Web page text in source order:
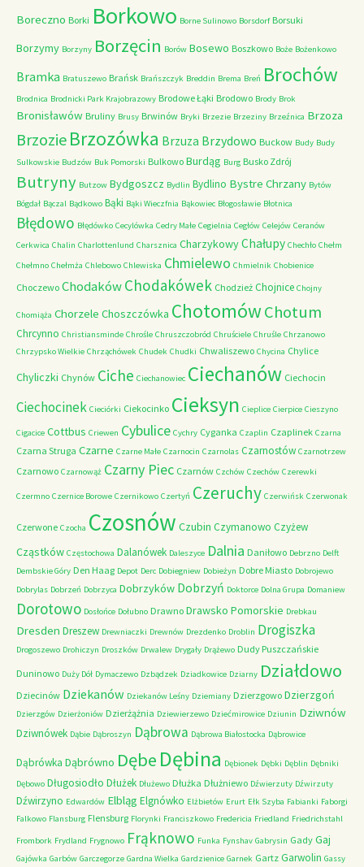
Boreczno Borki Borkowo Borne Sulinowo Borsdorf Borsuki
Borzymy Borzyny Borzęcin Borów Bosewo Boszkowo Boże Bożenkowo
Bramka Bratuszewo Brańsk Brańszczyk Breddin Brema Breń Brochów
Brodnica Brodnicki Park Krajobrazowy Brodowe Łąki Brodowo Brody Brok
Bronisławów Bruliny Brusy Brwinów Bryki Brzezie Brzeziny Brzeźnica Brzoza
Brzozie Brzozówka Brzuza Brzydowo Buckow Budy Budy
Sulkowskie Budzów Buk Pomorski Bulkowo Burdąg Burg Busko Zdrój
Butryny Butzow Bydgoszcz Bydlin Bydlino Bystre Chrzany Bytów
Bógdał Bączal Bądkowo Bąki Bąki Wieczfnia Bąkowiec Błogosławie Błotnica
Błędowo Błędówko Cecylówka Cedry Małe Cegielnia Cegłów Celejów Ceranów
Cerkwica Chalin Charlottenlund Charsznica CharzykowyChałupy Chechło Chełm
Chełmno Chełmża Chlebowo Chlewiska Chmielewo Chmielnik Chobienice
Choczewo ChodakówChodakówek Chodzież Chojnice Chojny
Chomiąża Chorzele Choszczówka ChotomówChotum
Chrcynno Christiansminde Chrośle Chruszczobród Chruściele Chruśle Chrzanowo
Chrzypsko Wielkie Chrząchówek Chudek Chudki Chwaliszewo Chycina Chylice
Chyliczki Chynów Ciche Ciechanowiec Ciechanów Ciechocin
Ciechocinek Cieciórki Ciekocinko Cieksyn Cieplice Cierpice Cieszyno
Cigacice Cottbus Criewen Cybulice Cychry Cyganka Czaplin Czaplinek Czarna
Czarna Struga Czarne Czarne Małe Czarnocin Czarnolas Czarnostów Czarnotrzew
Czarnowo Czarnowąż Czarny Piec Czarnów Czchów Czechów Czerewki
Czermno Czernice Borowe Czernikowo Czertyń Czeruchy Czerwińsk Czerwonak
Czerwone Czocha Czosnów Czubin Czymanowo Czyżew
Cząstków Częstochowa Dalanówek Daleszyce Dalnia Daniłowo Debrzno Delft
Dembskie Góry Den Haag Depot Derc Dobiegniew Dobieżyn Dobre Miasto Dobrojewo
Dobrylas Dobrzeń Dobrzyca Dobrzyków Dobrzyń Doktorce Dolna Grupa Domaniew
Dorotowo Dosłońce Dołubno Drawno Drawsko Pomorskie Drebkau
Dresden Dreszew Drewniaczki Drewnów Drezdenko Droblin Drogiszka
Drogoszewo Drohiczyn Droszków Drwalew Drygały Drążewo Dudy Puszczańskie
Duninowo Duży Dół Dymaczewo Dzbądzek Dziadkowice Dziarny Działdowo
Dziecinów Dziekanów Dziekanów Leśny Dziemiany Dzierzgowo Dzierzgoń
Dzierzgów Dzierżoniów Dzierżążnia Dziewierzewo Dziećmirowice Dziunin Dziwnów
Dziwnówek Dąbie Dąbroszyn Dąbrowa Dąbrowa Białostocka Dąbrowice
Dąbrówka Dąbrówno Dębe Dębina Dębionek Dębki Dęblin Dębniki
Dębowo Długosiodło Dłużek Dłużewo Dłużka Dłużniewo Dźwierzuty Dźwirzuty
Dźwirzyno Edwardów Elbląg Elgnówko Elżbietów Erurt Ełk Szyba Fabianki Faborgi
Falkowo Flansburg Flensburg Florynki Franciszkowo Fredericia Friedland Friedrichstahl
Frombork Frydland Frygnowo Frąknowo Funka Fynshav Gabrysin Gady Gaj
Gajówka Garbów Garczegorze Gardna Wielka Gardzienice Garnek Gartz Garwolin Gassy